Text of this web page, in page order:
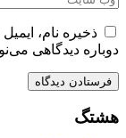
ذخیره نام،
دوباره دیدگاهی
هشتگ